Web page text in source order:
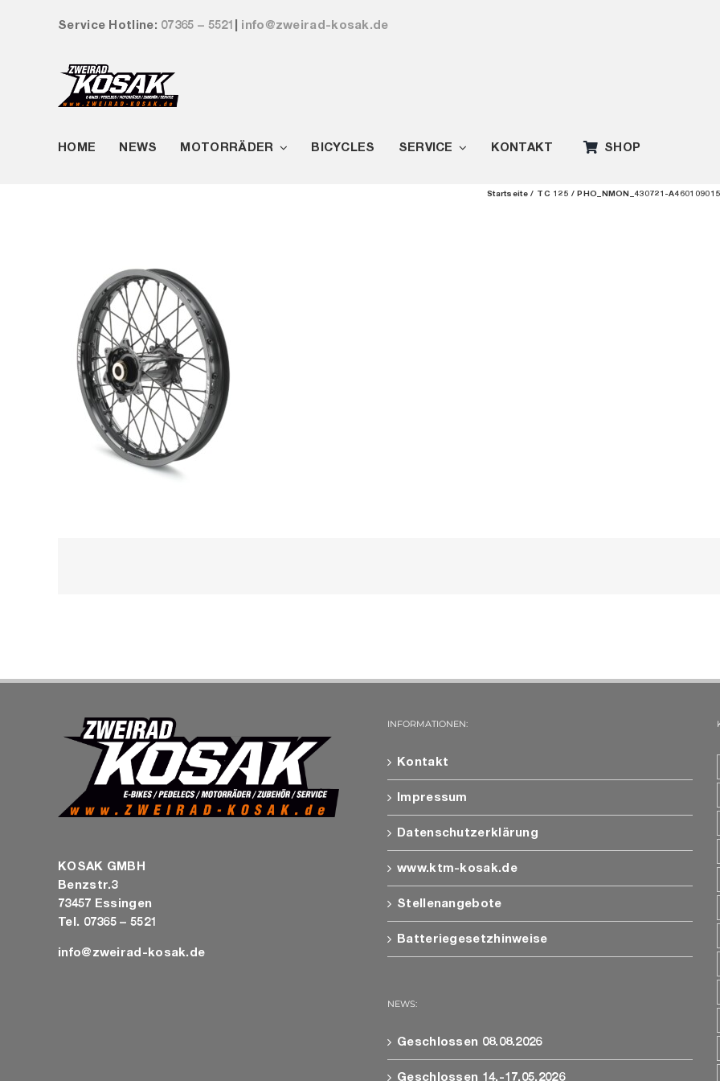
Service Hotline: 07365 – 5521 info@zweirad-kosak.de
HOME NEWS MOTORRÄDER BICYCLES SERVICE KONTAKT SHOP
Startseite TC 125 PHO_NMON_430721-
KOSAK GMBH
Benzstr.3
73457 Essingen
Tel. 07365 – 5521
info@zweirad-kosak.de
INFORMATIONEN:
Kontakt
Impressum
Datenschutzerklärung
www.ktm-kosak.de
Stellenangebote
Batteriegesetzhinweise
NEWS:
Geschlossen 08.08.2026
Geschlossen 14.-17.05.2026